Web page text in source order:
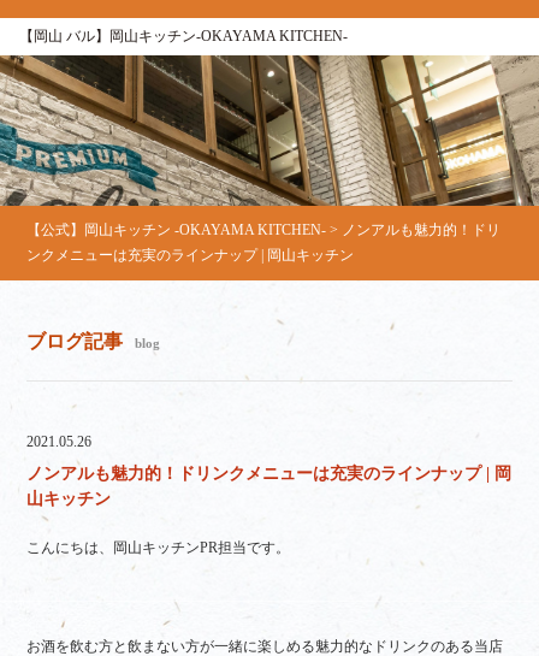
【岡山 バル】岡山キッチン‐OKAYAMA KITCHEN‐
【公式】岡山キッチン ‐OKAYAMA KITCHEN‐ > ノンアルも魅力的！ドリ
ンクメニューは充実のラインナップ | 岡山キッチン
ブログ記事 blog
2021.05.26
ノンアルも魅力的！ドリンクメニューは充実のラインナップ | 岡
山キッチン
こんにちは、岡山キッチンPR担当です。
お酒を飲む方と飲まない方が一緒に楽しめる魅力的なドリンクのある当店